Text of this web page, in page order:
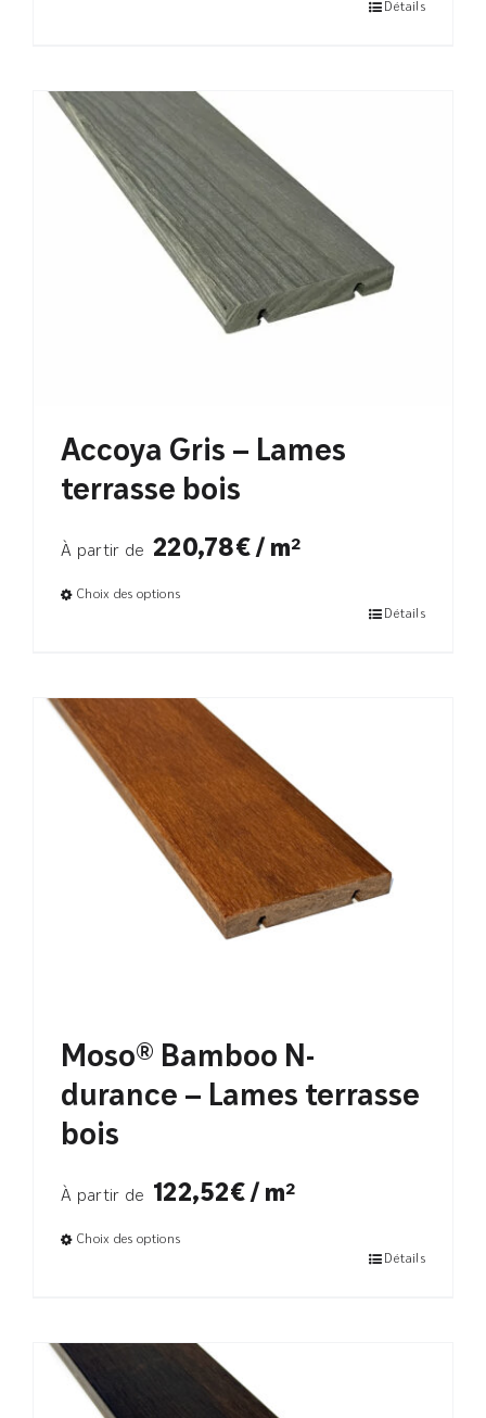
Détails
Accoya Gris – Lames
terrasse bois
À partir de 220,78€ / m²
Choix des options
Détails
Moso® Bamboo N-
durance – Lames terrasse
bois
À partir de 122,52€ / m²
Choix des options
Détails